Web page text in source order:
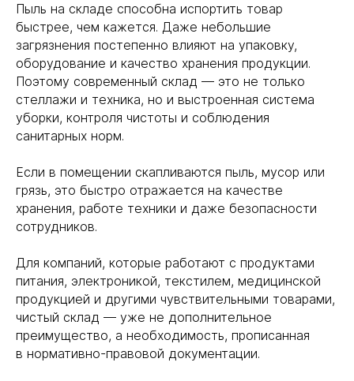
Пыль на складе способна испортить товар
быстрее, чем кажется. Даже небольшие
загрязнения постепенно влияют на упаковку,
оборудование и качество хранения продукции.
Поэтому современный склад — это не только
стеллажи и техника, но и выстроенная система
уборки, контроля чистоты и соблюдения
санитарных норм.
Если в помещении скапливаются пыль, мусор или
грязь, это быстро отражается на качестве
хранения, работе техники и даже безопасности
сотрудников.
Для компаний, которые работают с продуктами
питания, электроникой, текстилем, медицинской
продукцией и другими чувствительными товарами,
чистый склад — уже не дополнительное
преимущество, а необходимость, прописанная
в нормативно-правовой документации.